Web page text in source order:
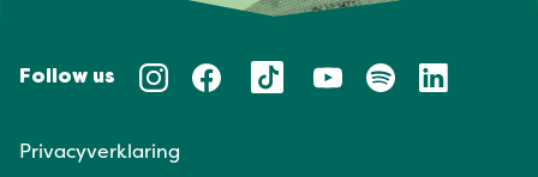
Follow us
Privacyverklaring